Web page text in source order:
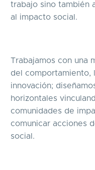
trabajo sino también
al impacto social.
Trabajamos con una
del comportamiento,
innovación;
horizontales
comunidades de
comunicar acciones
social.